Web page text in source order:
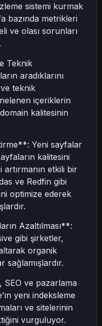
sistemi kurmak
bazında metrikleri
ve olası sorunları
Teknik
aradıklarını
teknik
içeriklerin
kalitesinin
Yeni sayfalar
kalitesini
etkili bir
ve Redfin gibi
optimize ederek
Azaltılması**:
gibi şirketler,
organik
sağlamışlardır.
ve pazarlama
yeni indeksleme
ve sitelerinin
vurguluyor.